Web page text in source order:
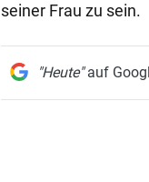
seiner Frau zu sein.
"Heute"auf